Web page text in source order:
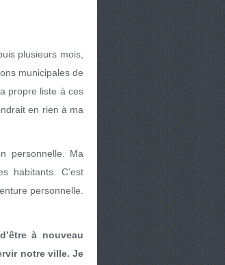
plusieurs mois,
municipales de
propre liste à ces
en rien à ma
personnelle. Ma
habitants. C’est
personnelle.
à nouveau
notre ville. Je